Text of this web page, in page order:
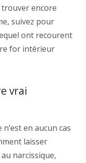
encore
suivez pour
ont recourent
for intérieur
vrai
en aucun cas
laisser
narcissique,